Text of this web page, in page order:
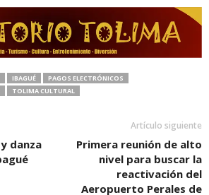
IBAGUÉ
PAGOS ELECTRÓNICOS
TOLIMA CULTURAL
danza
Artículo siguiente
Primera reunión de alto
nivel para buscar la
reactivación del
Aeropuerto Perales de